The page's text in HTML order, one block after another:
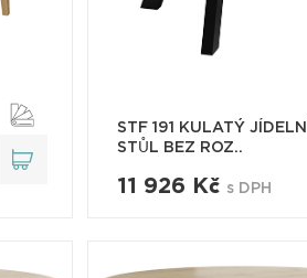
STF 191 KULATÝ JÍDELNÍ
STŮL BEZ ROZ..
11 926 Kč s DPH